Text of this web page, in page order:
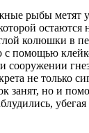
рыбы метят
остаются
колюшки в
с помощью
сооружении
не только
занят, но и